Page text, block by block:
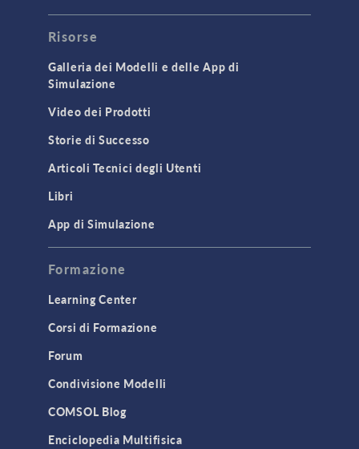
Risorse
Galleria dei Modelli e delle App di
Simulazione
Video dei Prodotti
Storie di Successo
Articoli Tecnici degli Utenti
Libri
App di Simulazione
Formazione
Learning Center
Corsi di Formazione
Forum
Condivisione Modelli
COMSOL Blog
Enciclopedia Multifisica